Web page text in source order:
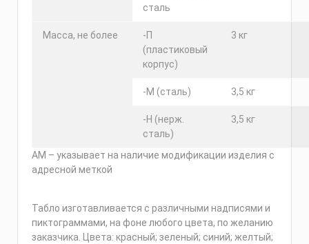
сталь
Масса, не более
-П
(пластиковый
корпус)
3 кг
-М (сталь) 3,5 кг
-Н (нерж.
сталь)
3,5 кг
АМ – указывает на наличие модификации изделия с
адресной меткой
Табло изготавливается с различными надписями и
пиктограммами, на фоне любого цвета, по желанию
заказчика. Цвета: красный; зеленый; синий; желтый;